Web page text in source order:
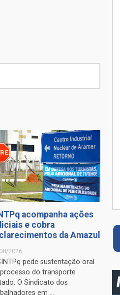
acompanha ações
e cobra
da Amazul
2026
pede sustentação oral
do transporte
O Sindicato dos
em ...